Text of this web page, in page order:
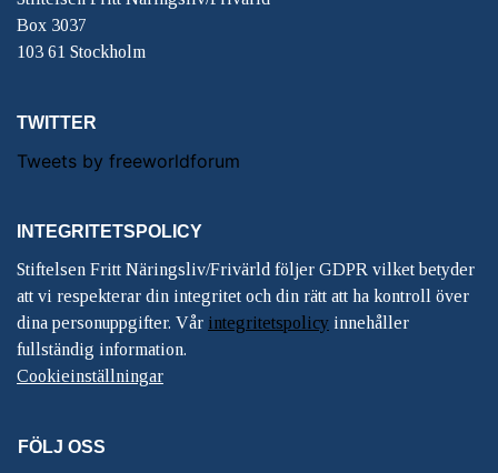
Box 3037
103 61 Stockholm
TWITTER
Tweets by freeworldforum
INTEGRITETSPOLICY
Stiftelsen Fritt Näringsliv/Frivärld följer GDPR vilket betyder
att vi respekterar din integritet och din rätt att ha kontroll över
dina personuppgifter. Vår integritetspolicy innehåller
fullständig information.
Cookieinställningar
FÖLJ OSS